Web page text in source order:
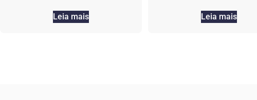
Leia mais Leia mais